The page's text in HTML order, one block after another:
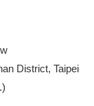
District, Taipei